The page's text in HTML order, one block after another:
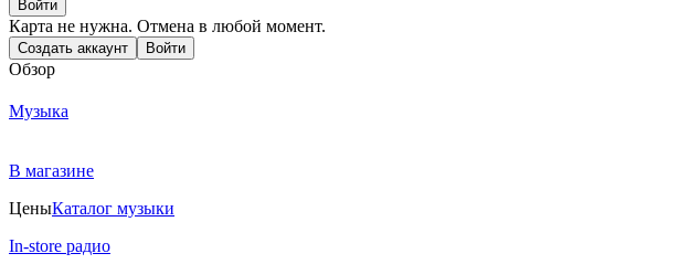
Войти
Карта не нужна. Отмена в любой момент.
Создать аккаунт Войти
Обзор
Музыка
В магазине
ЦеныКаталог музыки
In-store радио